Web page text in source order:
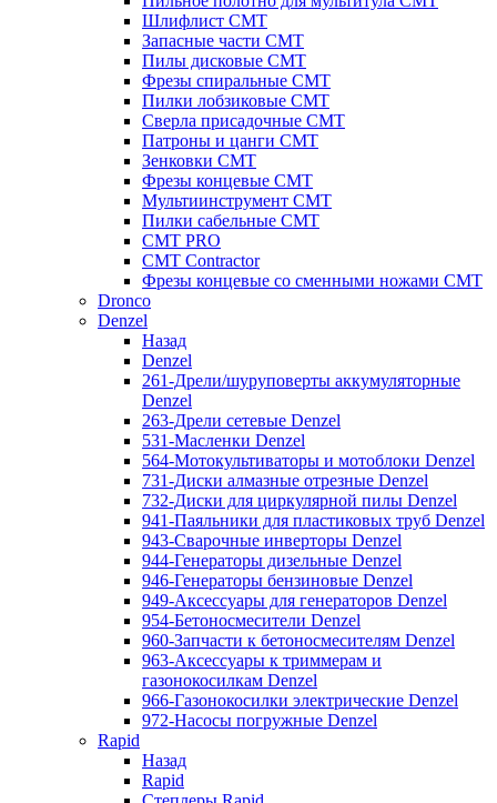
Шлифлист CMT
Запасные части CMT
Пилы дисковые CMT
Фрезы спиральные CMT
Пилки лобзиковые СМТ
Сверла присадочные СМТ
Патроны и цанги CMT
Зенковки СМТ
Фрезы концевые CMT
Мультиинструмент СМТ
Пилки сабельные СМТ
CMT PRO
CMT Contractor
Фрезы концевые со сменными ножами CMT
Dronco
Denzel
Назад
Denzel
261-Дрели/шуруповерты аккумуляторные
Denzel
263-Дрели сетевые Denzel
531-Масленки Denzel
564-Мотокультиваторы и мотоблоки Denzel
731-Диски алмазные отрезные Denzel
732-Диски для циркулярной пилы Denzel
941-Паяльники для пластиковых труб Denzel
943-Сварочные инверторы Denzel
944-Генераторы дизельные Denzel
946-Генераторы бензиновые Denzel
949-Аксессуары для генераторов Denzel
954-Бетоносмесители Denzel
960-Запчасти к бетоносмесителям Denzel
963-Аксессуары к триммерам и
газонокосилкам Denzel
966-Газонокосилки электрические Denzel
972-Насосы погружные Denzel
Rapid
Назад
Rapid